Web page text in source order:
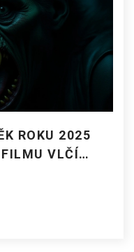
ROKU 2025
VLČÍ
ABBOTTEM